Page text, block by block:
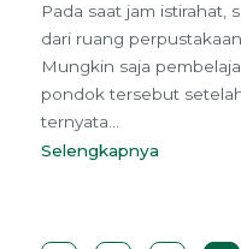
Pada saat jam istirahat,
dari ruang
Mungkin saja
pondok tersebut
ternyata...
Selengkapnya